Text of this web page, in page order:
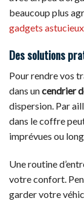
beaucoup plus
gadgets astucieux
Des solutions
Pour rendre vos
dans uncendrier
dispersion. Par
dans le coffre
imprévues ou
Une routine
votre confort.
garder votre